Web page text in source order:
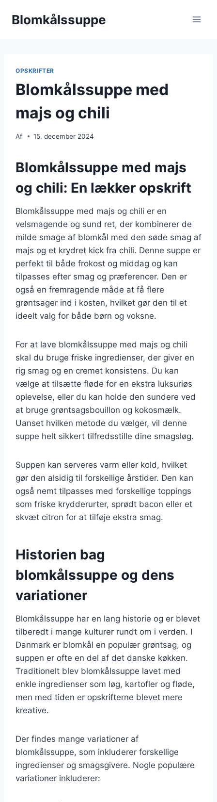
Blomkålssuppe
OPSKRIFTER
Blomkålssuppe med
majs og chili
Af 15. december 2024
Blomkålssuppe med majs
og chili: En lækker opskrift
Blomkålssuppe med majs og chili er en
velsmagende og sund ret, der kombinerer de
milde smage af blomkål med den søde smag af
majs og et krydret kick fra chili. Denne suppe er
perfekt til både frokost og middag og kan
tilpasses efter smag og præferencer. Den er
også en fremragende måde at få flere
grøntsager ind i kosten, hvilket gør den til et
ideelt valg for både børn og voksne.
For at lave blomkålssuppe med majs og chili
skal du bruge friske ingredienser, der giver en
rig smag og en cremet konsistens. Du kan
vælge at tilsætte fløde for en ekstra luksuriøs
oplevelse, eller du kan holde den sundere ved
at bruge grøntsagsbouillon og kokosmælk.
Uanset hvilken metode du vælger, vil denne
suppe helt sikkert tilfredsstille dine smagsløg.
Suppen kan serveres varm eller kold, hvilket
gør den alsidig til forskellige årstider. Den kan
også nemt tilpasses med forskellige toppings
som friske krydderurter, sprødt bacon eller et
skvæt citron for at tilføje ekstra smag.
Historien bag
blomkålssuppe og dens
variationer
Blomkålssuppe har en lang historie og er blevet
tilberedt i mange kulturer rundt om i verden. I
Danmark er blomkål en populær grøntsag, og
suppen er ofte en del af det danske køkken.
Traditionelt blev blomkålssuppe lavet med
enkle ingredienser som løg, kartofler og fløde,
men med tiden er opskrifterne blevet mere
kreative.
Der findes mange variationer af
blomkålssuppe, som inkluderer forskellige
ingredienser og smagsgivere. Nogle populære
variationer inkluderer: